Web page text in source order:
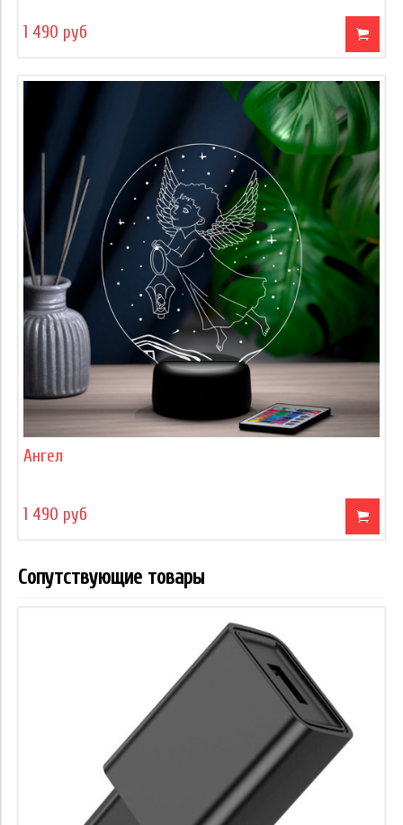
1 490 руб
Ангел
1 490 руб
Сопутствующие товары